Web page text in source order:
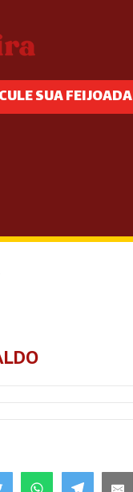
SUA FEIJOADA